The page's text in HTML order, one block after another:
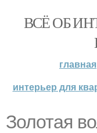
ВСЁ ОБ
главная
интерьер для
Золотая